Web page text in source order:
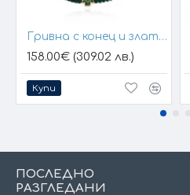
Гривна с конец и златен елемент кръст
158.00€ (309.02 лв.)
Купи
ПОСЛЕДНО
РАЗГЛЕДАНИ